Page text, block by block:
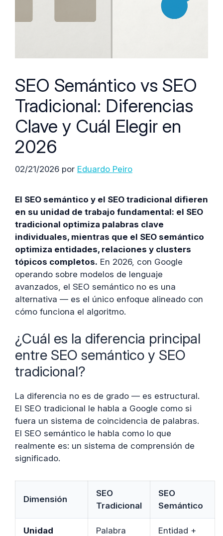
SEO Semántico vs SEO
Tradicional: Diferencias
Clave y Cuál Elegir en
2026
02/21/2026 por Eduardo Peiro
El SEO semántico y el SEO tradicional difieren
en su unidad de trabajo fundamental: el SEO
tradicional optimiza palabras clave
individuales, mientras que el SEO semántico
optimiza entidades, relaciones y clusters
tópicos completos. En 2026, con Google
operando sobre modelos de lenguaje
avanzados, el SEO semántico no es una
alternativa — es el único enfoque alineado con
cómo funciona el algoritmo.
¿Cuál es la diferencia principal
entre SEO semántico y SEO
tradicional?
La diferencia no es de grado — es estructural.
El SEO tradicional le habla a Google como si
fuera un sistema de coincidencia de palabras.
El SEO semántico le habla como lo que
realmente es: un sistema de comprensión de
significado.
Dimensión
SEO
Tradicional
SEO
Semántico
Unidad
Palabra
Entidad +